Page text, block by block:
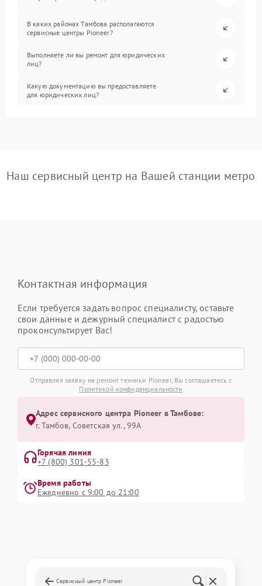
В каких районах Тамбова располагаются
сервисные центры Pioneer?
Выполняете ли вы ремонт для юридических
лиц?
Какую документацию вы предоставляете
для юридических лиц?
Наш сервисный центр на Вашей станции метро
Контактная информация
Если требуется задать вопрос специалисту, оставьте
свои данные и дежурный специалист с радостью
проконсультирует Вас!
Отправляя заявку на ремонт техники Pioneer, Вы соглашаетесь с
Политикой конфиденциальности
Адрес сервисного центра Pioneer в Тамбове:
г. Тамбов, Советская ул., 99А
Горячая линия
+7 (800) 301-55-83
Время работы
Ежедневно с 9:00 до 21:00
Сервисный центр Pioneer